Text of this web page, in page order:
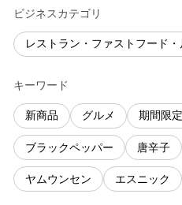
ビジネスカテゴリ
レストラン・ファストフード・
キーワード
新商品 グルメ 期間限定
ブラックペッパー 唐辛子
ヤムウンセン エスニック